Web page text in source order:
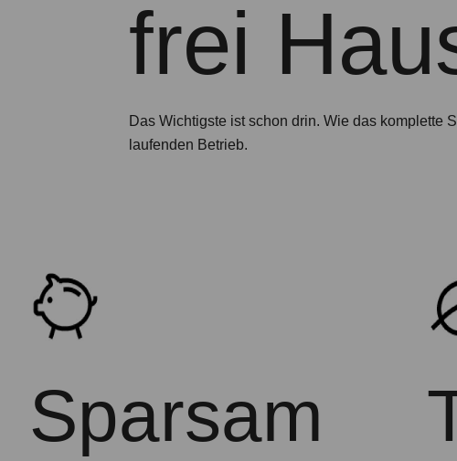
frei
Das Wichtigste ist schon drin. Wie das komplette
laufenden Betrieb.
Sparsam